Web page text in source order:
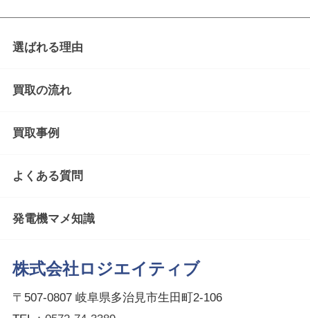
株式会社ロジエイティブ
〒507-0807 岐阜県多治見市生田町2-106
選ばれる理由
買取の流れ
買取事例
よくある質問
発電機マメ知識